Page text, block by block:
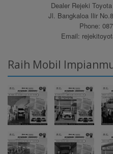
Dealer Rejeki
Jl. Bangkaloa Ilir
Phone:
Email:
Raih Mobil